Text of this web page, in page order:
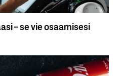
– se vie osaamisesi